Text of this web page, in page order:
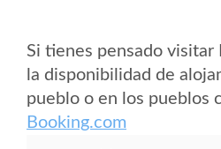
Si tienes pensado visitar
la disponibilidad de
pueblo o en los pueblos
Booking.com